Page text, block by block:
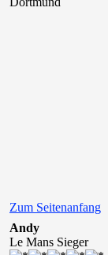
Zum Seitenanfang
Andy
Le Mans Sieger